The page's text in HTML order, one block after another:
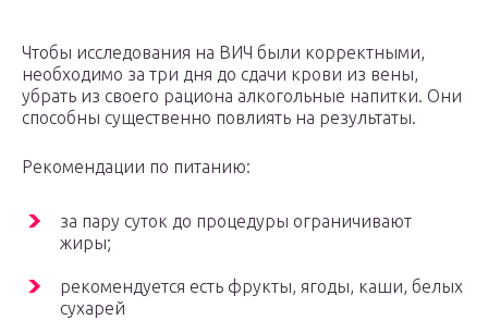
Чтобы исследования на ВИЧ были корректными,
необходимо за три дня до сдачи крови из вены,
убрать из своего рациона алкогольные напитки. Они
способны существенно повлиять на результаты.
Рекомендации по питанию:
за пару суток до процедуры ограничивают
жиры;
рекомендуется есть фрукты, ягоды, каши, белых
сухарей